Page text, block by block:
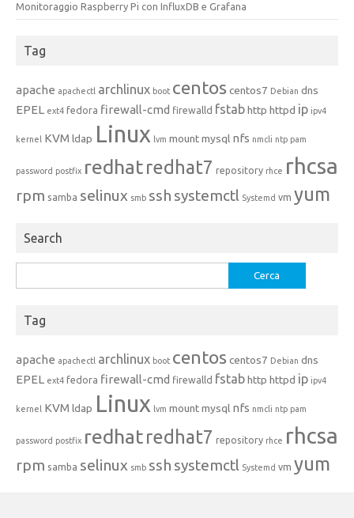
Monitoraggio Raspberry Pi con InfluxDB e Grafana
Tag
apache apachectl archlinux boot centoscentos7 Debian dns
EPEL ext4 fedora firewall-cmd firewalld fstabhttp httpd ip ipv4
kernel KVM ldap Linux lvm mountmysql nfs nmcli ntp pam
password postfix redhatredhat7 repository rhce rhcsa
rpm samba selinux smb ssh systemctl Systemd vm yum
Search
per:
Tag
apache apachectl archlinux boot centoscentos7 Debian dns
EPEL ext4 fedora firewall-cmd firewalld fstabhttp httpd ip ipv4
kernel KVM ldap Linux lvm mountmysql nfs nmcli ntp pam
password postfix redhatredhat7 repository rhce rhcsa
rpm samba selinux smb ssh systemctl Systemd vm yum